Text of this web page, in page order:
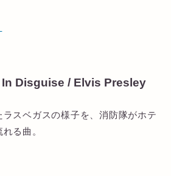
In Disguise / Elvis Presley
ラスベガスの様子を、消防隊がホテ
る曲。